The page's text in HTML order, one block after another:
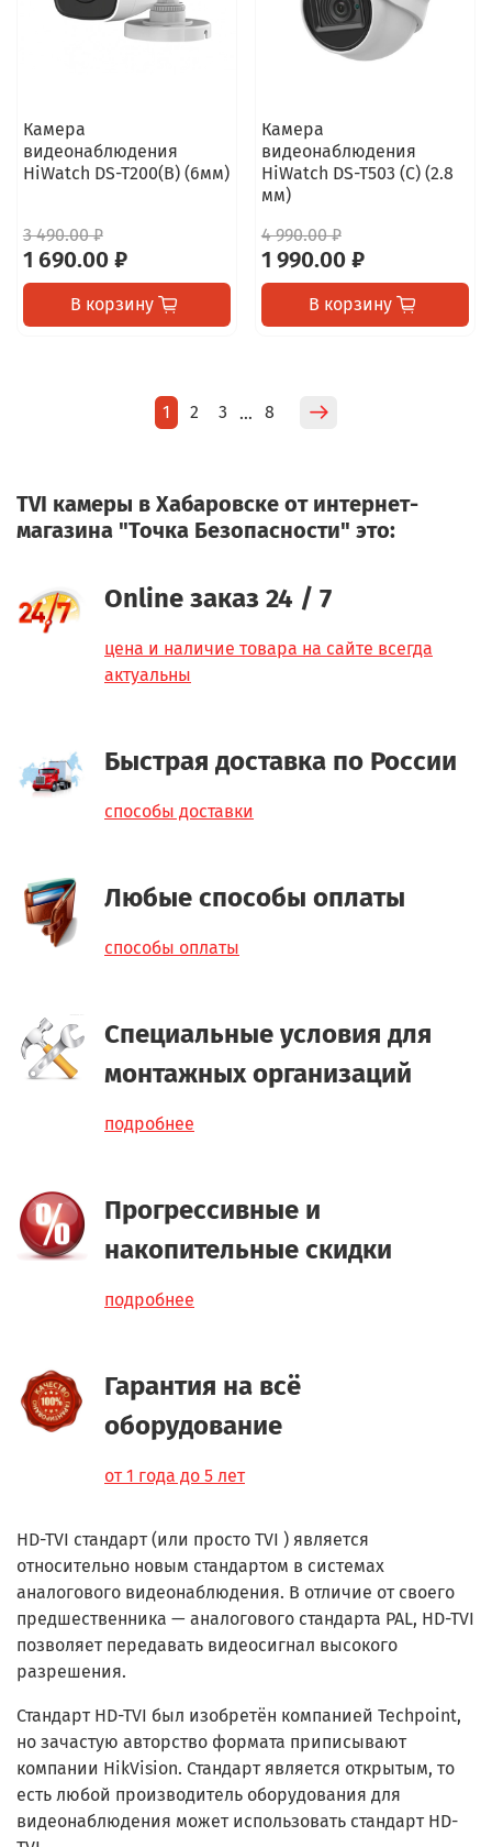
Камера
видеонаблюдения
HiWatch DS-T200(B) (6мм)
3 490.00 ₽
1 690.00 ₽
В корзину
Камера
видеонаблюдения
HiWatch DS-T503 (C) (2.8
мм)
4 990.00 ₽
1 990.00 ₽
В корзину
1 2 3 … 8
TVI камеры в Хабаровске от интернет-
магазина "Точка Безопасности" это:
Online заказ 24 / 7
цена и наличие товара на сайте всегда
актуальны
Быстрая доставка по России
способы доставки
Любые способы оплаты
способы оплаты
Специальные условия для
монтажных организаций
подробнее
Прогрессивные и
накопительные скидки
подробнее
Гарантия на всё
оборудование
от 1 года до 5 лет
HD-TVI стандарт (или просто TVI ) является
относительно новым стандартом в системах
аналогового видеонаблюдения. В отличие от своего
предшественника — аналогового стандарта PAL, HD-TVI
позволяет передавать видеосигнал высокого
разрешения.
Стандарт HD-TVI был изобретён компанией Techpoint,
но зачастую авторство формата приписывают
компании HikVision. Стандарт является открытым, то
есть любой производитель оборудования для
видеонаблюдения может использовать стандарт HD-